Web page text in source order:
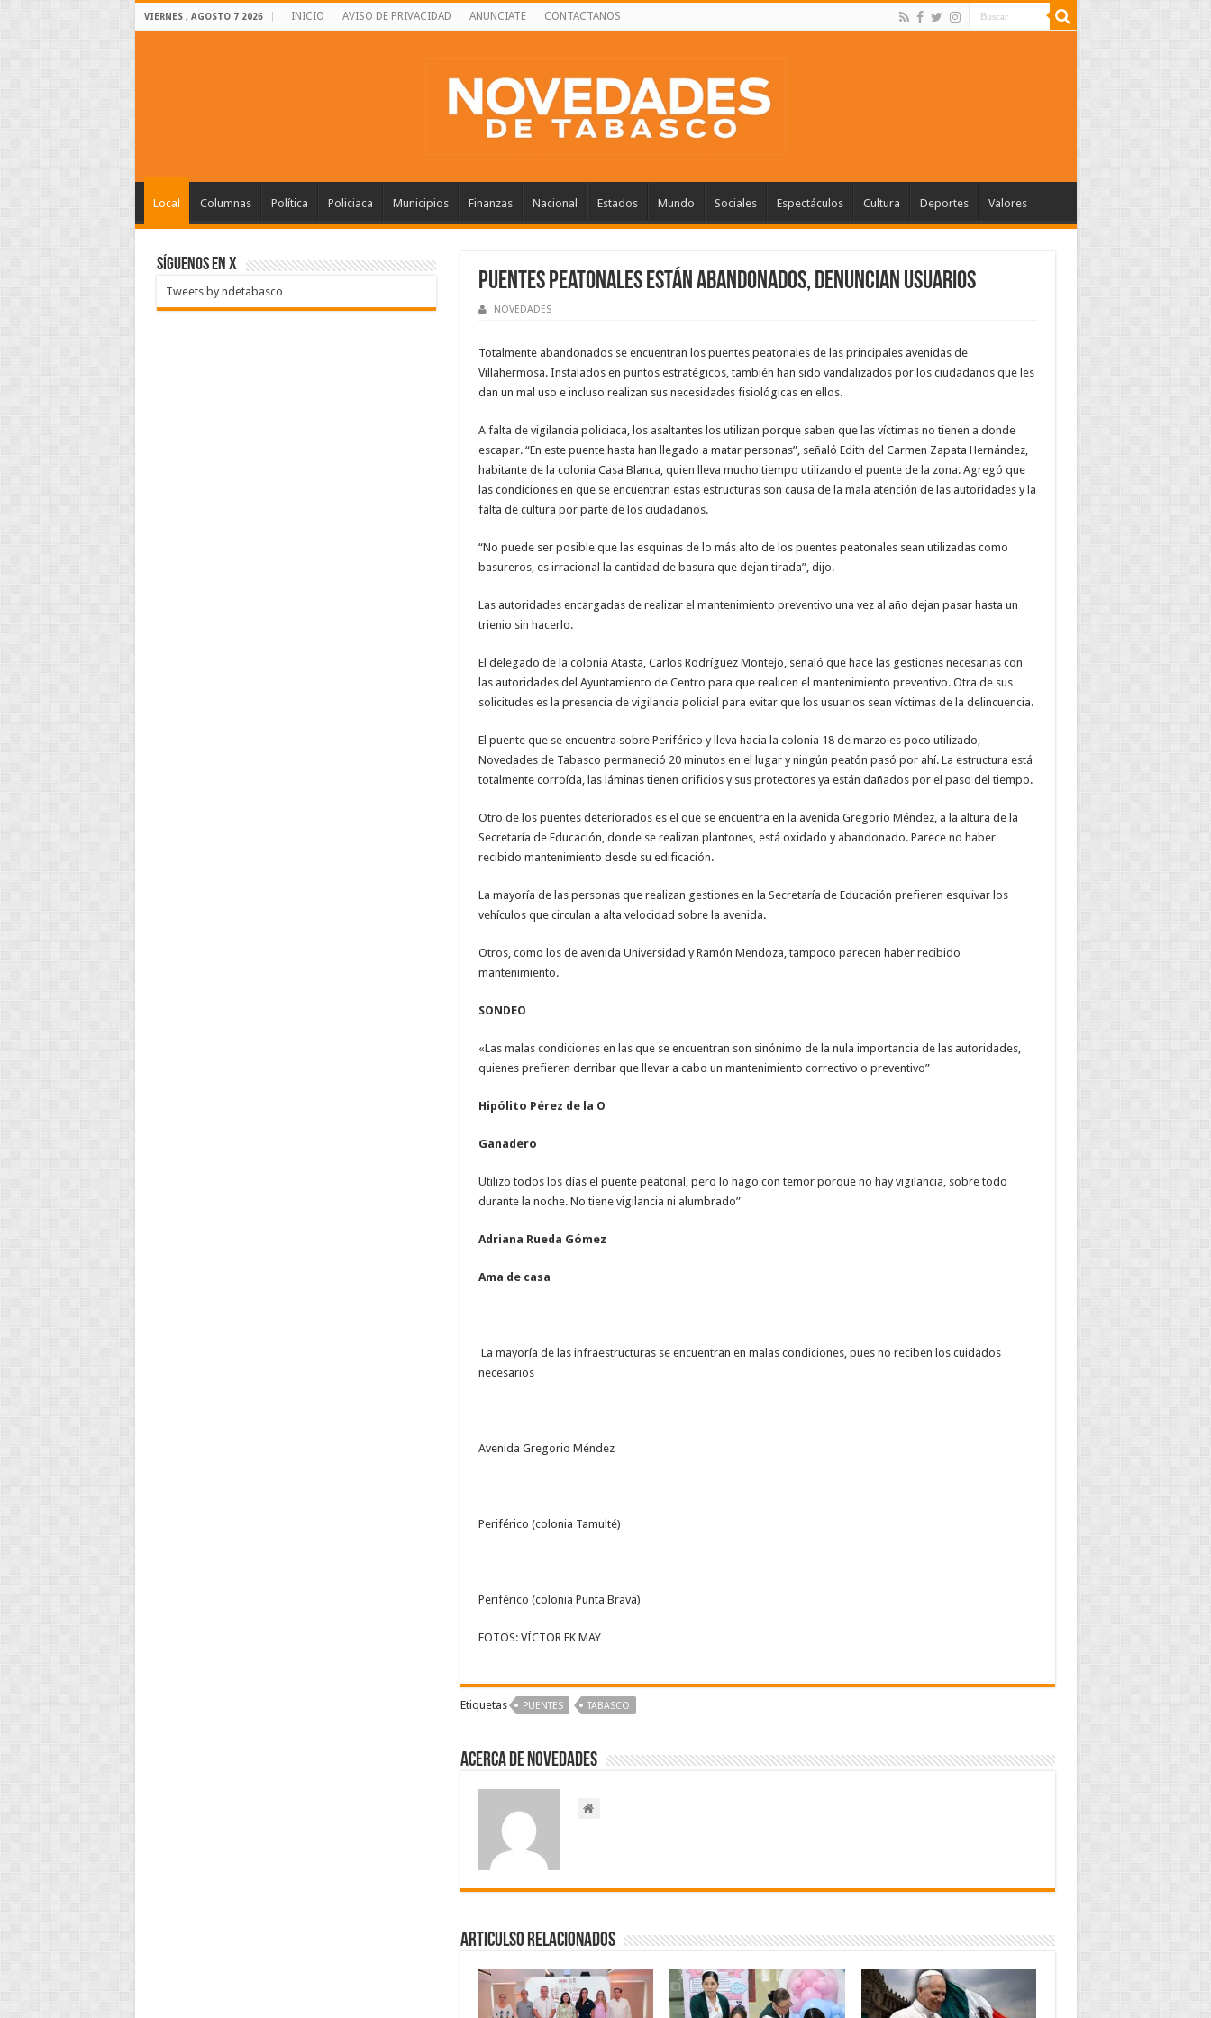
VIERNES , AGOSTO 7 2026 INICIO AVISO DE PRIVACIDAD ANUNCIATE CONTACTANOS
Local Columnas Política Policiaca Municipios Finanzas Nacional Estados Mundo Sociales Espectáculos Cultura Deportes Valores
Puentes peatonales están abandonados, denuncian usuarios
NOVEDADES
Totalmente abandonados se encuentran los puentes peatonales de las principales avenidas de
Villahermosa. Instalados en puntos estratégicos, también han sido vandalizados por los ciudadanos que les
dan un mal uso e incluso realizan sus necesidades fisiológicas en ellos.
A falta de vigilancia policiaca, los asaltantes los utilizan porque saben que las víctimas no tienen a donde
escapar. “En este puente hasta han llegado a matar personas”, señaló Edith del Carmen Zapata Hernández,
habitante de la colonia Casa Blanca, quien lleva mucho tiempo utilizando el puente de la zona. Agregó que
las condiciones en que se encuentran estas estructuras son causa de la mala atención de las autoridades y la
falta de cultura por parte de los ciudadanos.
“No puede ser posible que las esquinas de lo más alto de los puentes peatonales sean utilizadas como
basureros, es irracional la cantidad de basura que dejan tirada”, dijo.
Las autoridades encargadas de realizar el mantenimiento preventivo una vez al año dejan pasar hasta un
trienio sin hacerlo.
El delegado de la colonia Atasta, Carlos Rodríguez Montejo, señaló que hace las gestiones necesarias con
las autoridades del Ayuntamiento de Centro para que realicen el mantenimiento preventivo. Otra de sus
solicitudes es la presencia de vigilancia policial para evitar que los usuarios sean víctimas de la delincuencia.
El puente que se encuentra sobre Periférico y lleva hacia la colonia 18 de marzo es poco utilizado,
Novedades de Tabasco permaneció 20 minutos en el lugar y ningún peatón pasó por ahí. La estructura está
totalmente corroída, las láminas tienen orificios y sus protectores ya están dañados por el paso del tiempo.
Otro de los puentes deteriorados es el que se encuentra en la avenida Gregorio Méndez, a la altura de la
Secretaría de Educación, donde se realizan plantones, está oxidado y abandonado. Parece no haber
recibido mantenimiento desde su edificación.
La mayoría de las personas que realizan gestiones en la Secretaría de Educación prefieren esquivar los
vehículos que circulan a alta velocidad sobre la avenida.
Otros, como los de avenida Universidad y Ramón Mendoza, tampoco parecen haber recibido
mantenimiento.
SONDEO
«Las malas condiciones en las que se encuentran son sinónimo de la nula importancia de las autoridades,
quienes prefieren derribar que llevar a cabo un mantenimiento correctivo o preventivo”
Hipólito Pérez de la O
Ganadero
Utilizo todos los días el puente peatonal, pero lo hago con temor porque no hay vigilancia, sobre todo
durante la noche. No tiene vigilancia ni alumbrado”
Adriana Rueda Gómez
Ama de casa
La mayoría de las infraestructuras se encuentran en malas condiciones, pues no reciben los cuidados
necesarios
Avenida Gregorio Méndez
Periférico (colonia Tamulté)
Periférico (colonia Punta Brava)
FOTOS: VÍCTOR EK MAY
Etiquetas PUENTES TABASCO
Acerca de NOVEDADES
Articulso Relacionados
SÍGUENOS EN X
Tweets by ndetabasco